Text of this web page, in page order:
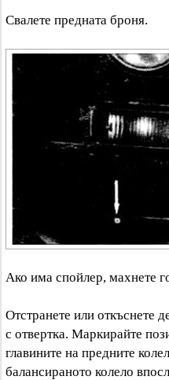
Свалете предната броня.
Ако има спойлер, махнете
Отстранете или откъснете
с отвертка. Маркирайте
главините на предните
балансираното колело